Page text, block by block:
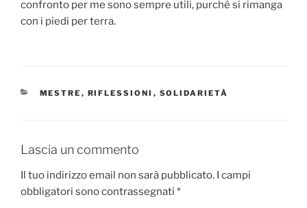
confronto per me sono sempre utili, purché si rimanga
con i piedi per terra.
CATEGORIE
MESTRE , RIFLESSIONI , SOLIDARIETÀ
Lascia un commento
Il tuo indirizzo email non sarà pubblicato. I campi
obbligatori sono contrassegnati *